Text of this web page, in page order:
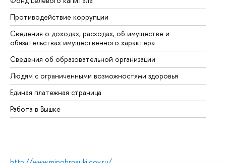
Противодействие коррупции
Сведения о доходах, расходах, об имуществе и
обязательствах имущественного характера
Сведения об образовательной организации
Людям с ограниченными возможностями здоровья
Единая платежная страница
Работа в Вышке